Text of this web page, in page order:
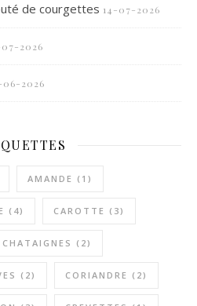
de courgettes 14-07-2026
2026
06-2026
AMANDE (1)
(4) CAROTTE (3)
CHATAIGNES (2)
(2) CORIANDRE (2)